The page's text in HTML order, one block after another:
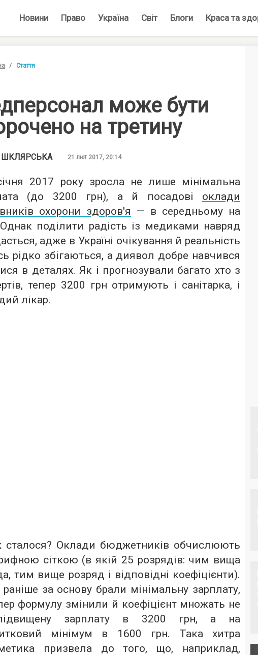
Новини Право Україна Світ Блоги Краса та
Стаття
може бути
на третину
ШКЛЯРСЬКА 21 лют 2017, 20:14
2017 року зросла не лише мінімальна
(до 3200 грн), а й посадові оклади
охорони здоров'я — в середньому на
поділити радість із медиками навряд
адже в Україні очікування й реальність
рідко збігаються, а диявол добре навчився
в деталях. Як і прогнозували багато хто з
тепер 3200 грн отримують і санітарка, і
лікар.
Оклади бюджетників обчислюють
сіткою (в якій 25 розрядів: чим вища
тим вище розряд і відповідні коефіцієнти).
за основу брали мінімальну зарплату,
формулу змінили й коефіцієнт множать не
зарплату в 3200 грн, а на
мінімум в 1600 грн. Така хитра
призвела до того, що, наприклад,